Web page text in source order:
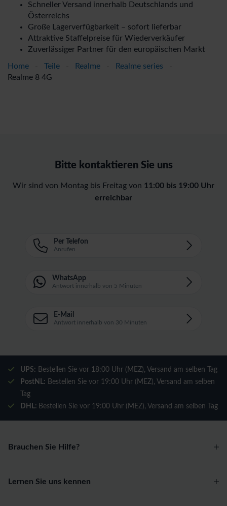
Schneller Versand innerhalb Deutschlands und
Österreichs
Große Lagerverfügbarkeit – sofort lieferbar
Attraktive Staffelpreise für Wiederverkäufer
Zuverlässiger Partner für den europäischen Markt
Home Teile Realme Realme series
Realme 8 4G
Bitte kontaktieren Sie uns
Wir sind von Montag bis Freitag von 11:00 bis 19:00 Uhr
erreichbar
Per Telefon
Anrufen
WhatsApp
Antwort innerhalb von 5 Minuten
E-Mail
Antwort innerhalb von 30 Minuten
UPS: Bestellen Sie vor 18:00 Uhr (MEZ), Versand am selben Tag
PostNL: Bestellen Sie vor 19:00 Uhr (MEZ), Versand am selben
Tag
DHL: Bestellen Sie vor 19:00 Uhr (MEZ), Versand am selben Tag
Brauchen Sie Hilfe?
Lernen Sie uns kennen